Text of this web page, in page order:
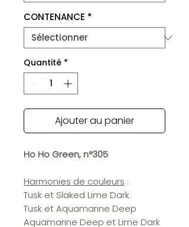
CONTENANCE *
Quantité *
Ajouter au panier
Ho Ho Green, n°305
Harmonies de couleurs :
Tusk et Slaked Lime Dark
Tusk et Aquamarine Deep
Aquamarine Deep et Lime Dark